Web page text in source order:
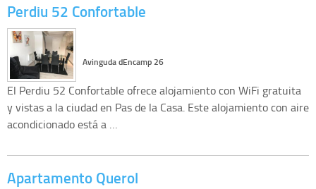
Perdiu 52 Confortable
Avinguda dEncamp 26
El Perdiu 52 Confortable ofrece alojamiento con WiFi gratuita
y vistas a la ciudad en Pas de la Casa. Este alojamiento con aire
acondicionado está a …
Apartamento Querol